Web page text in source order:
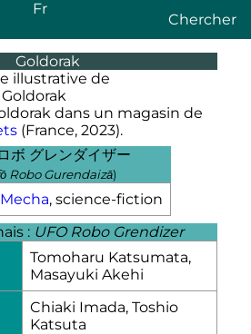
Fr
Chercher
Goldorak
dans un magasin de
(France, 2023).
ボ グレンダイザー
Robo Gurendaizā)
Mecha, science-fiction
: UFO Robo Grendizer
Tomoharu Katsumata,
Masayuki Akehi
Chiaki Imada, Toshio
Katsuta